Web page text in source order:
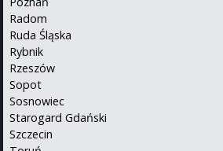
Radom
Ruda Śląska
Rybnik
Rzeszów
Sopot
Sosnowiec
Starogard Gdański
Szczecin